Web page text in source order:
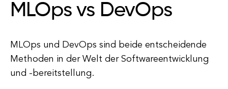
MLOps vs DevOps
MLOps und DevOps sind beide entscheidende
Methoden in der Welt der Softwareentwicklung
und -bereitstellung.